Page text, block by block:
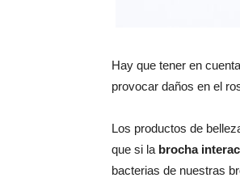
Hay que tener en
provocar daños en el
Los productos de
que si la brocha
bacterias de nuestras